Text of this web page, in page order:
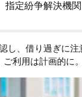
指定紛争解決機関
し、借り過ぎに注
ご利用は計画的に。